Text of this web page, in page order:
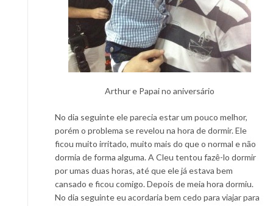
Arthur e Papai no aniversário
No dia seguinte ele parecia estar um pouco melhor,
porém o problema se revelou na hora de dormir. Ele
ficou muito irritado, muito mais do que o normal e não
dormia de forma alguma. A Cleu tentou fazê-lo dormir
por umas duas horas, até que ele já estava bem
cansado e ficou comigo. Depois de meia hora dormiu.
No dia seguinte eu acordaria bem cedo para viajar para